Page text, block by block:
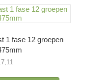
1 fase 12 groepen